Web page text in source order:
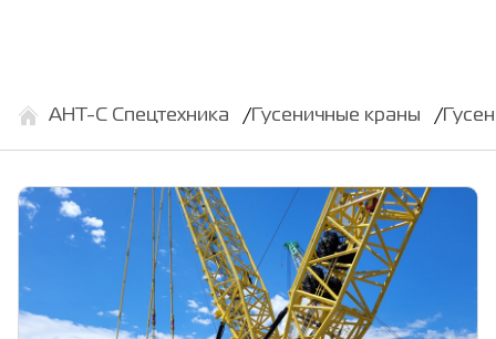
АНТ-С Спецтехника Гусеничные краны